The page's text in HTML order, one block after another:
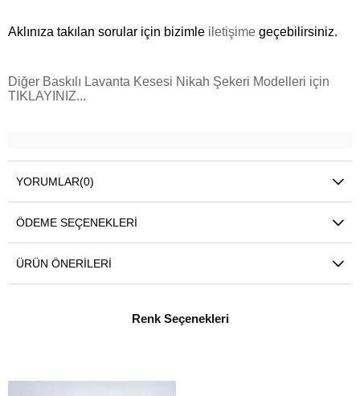
Aklınıza takılan sorular için bizimle iletişime geçebilirsiniz.
Diğer Baskılı Lavanta Kesesi Nikah Şekeri Modelleri için
TIKLAYINIZ...
YORUMLAR(0)
ÖDEME SEÇENEKLERI
ÜRÜN ÖNERILERI
Renk Seçenekleri